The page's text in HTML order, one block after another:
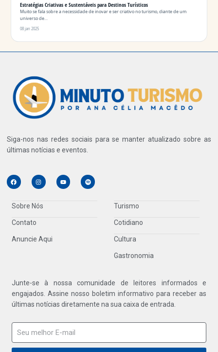
Estratégias Criativas e Sustentáveis ​​para Destinos Turísticos
Muito se fala sobre a necessidade de inovar e ser criativo no turismo, diante de um
universo de…
08 jan 2025
Siga-nos nas redes sociais para se manter atualizado sobre as
últimas notícias e eventos.
Sobre Nós
Contato
Anuncie Aqui
Turismo
Cotidiano
Cultura
Gastronomia
Junte-se à nossa comunidade de leitores informados e
engajados. Assine nosso boletim informativo para receber as
últimas notícias diretamente na sua caixa de entrada.